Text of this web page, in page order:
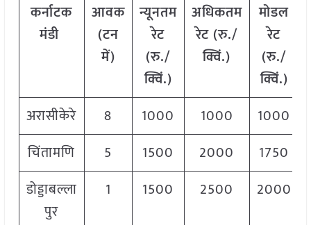
कर्नाटक
मंडी
आवक
(टन
में)
न्यूनतम
रेट
(रु./
क्विं.)
अधिकतम
रेट (रु./
क्विं.)
मोडल
रेट
(रु./
क्विं.)
अरासीकेरे
8 1000 1000
1000
चिंतामणि
5 1500 2000
1750
डोड्डाबल्ला
पुर
1 1500 2500 2000